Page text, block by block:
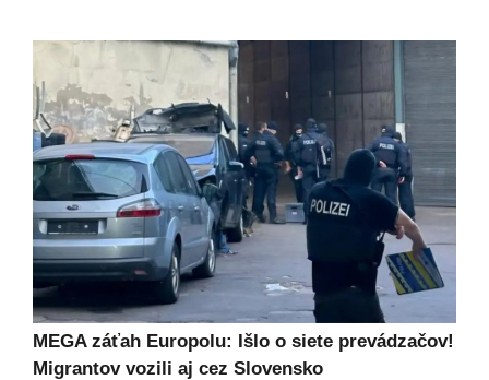
MEGA záťah Europolu: Išlo o siete prevádzačov!
Migrantov vozili aj cez Slovensko